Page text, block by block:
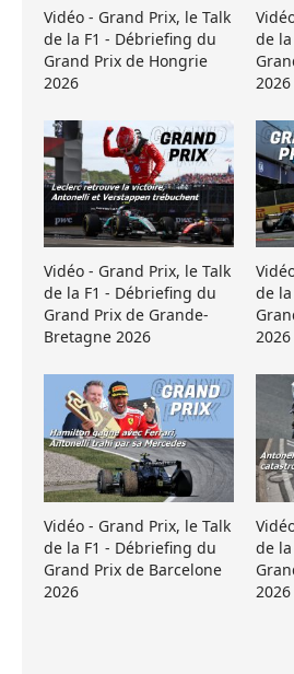
Vidéo - Grand Prix, le Talk
de la F1 - Débriefing du
Grand Prix de Hongrie
2026
de
2026
Vidéo - Grand Prix, le Talk
de la F1 - Débriefing du
Grand Prix de Grande-
Bretagne 2026
de
2026
Vidéo - Grand Prix, le Talk
de la F1 - Débriefing du
Grand Prix de Barcelone
2026
de
2026